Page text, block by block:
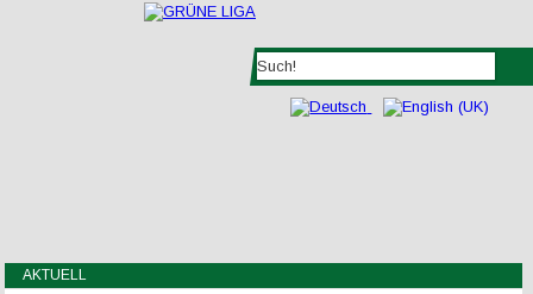
AKTUELL